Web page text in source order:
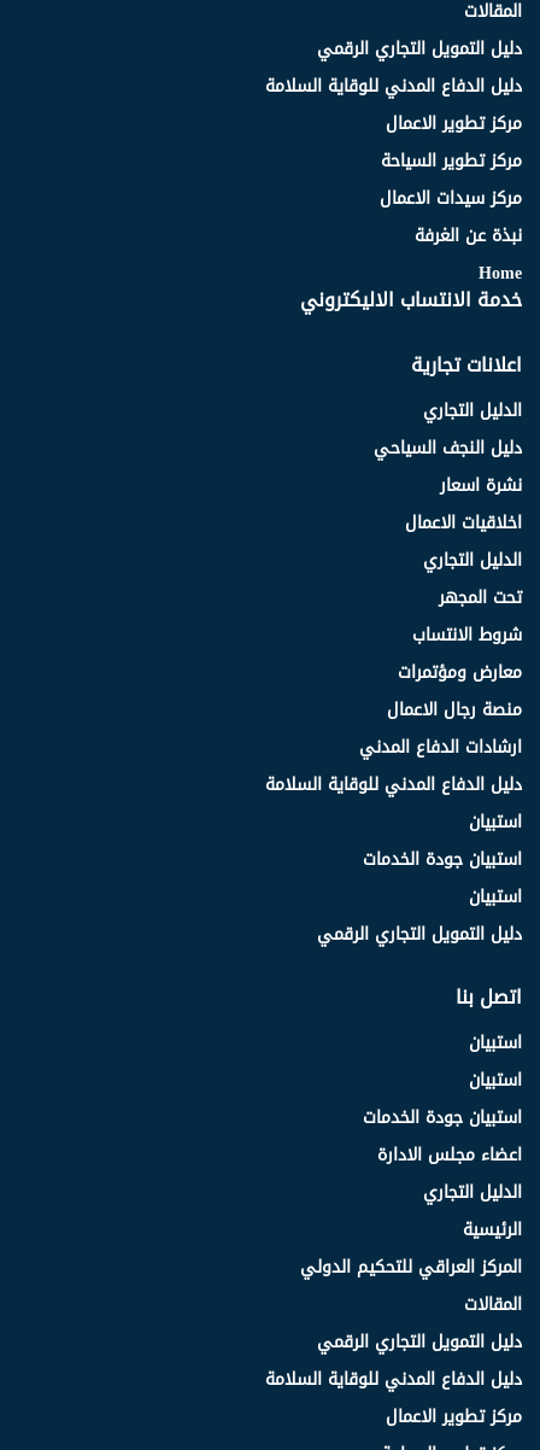
المقالات
دليل التمويل التجاري الرقمي
دليل الدفاع المدني للوقاية السلامة
مركز تطوير الاعمال
مركز تطوير السياحة
مركز سيدات الاعمال
نبذة عن الغرفة
Home
خدمة الانتساب الاليكتروني
اعلانات تجارية
الدليل التجاري
دليل النجف السياحي
نشرة اسعار
اخلاقيات الاعمال
الدليل التجاري
تحت المجهر
شروط الانتساب
معارض ومؤتمرات
منصة رجال الاعمال
ارشادات الدفاع المدني
دليل الدفاع المدني للوقاية السلامة
استبيان
استبيان جودة الخدمات
استبيان
دليل التمويل التجاري الرقمي
اتصل بنا
استبيان
استبيان
استبيان جودة الخدمات
اعضاء مجلس الادارة
الدليل التجاري
الرئيسية
المركز العراقي للتحكيم الدولي
المقالات
دليل التمويل التجاري الرقمي
دليل الدفاع المدني للوقاية السلامة
مركز تطوير الاعمال